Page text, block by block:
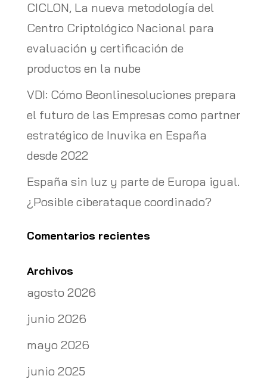
CICLON, La nueva metodología del
Centro Criptológico Nacional para
evaluación y certificación de
productos en la nube
VDI: Cómo Beonlinesoluciones prepara
el futuro de las Empresas como partner
estratégico de Inuvika en España
desde 2022
España sin luz y parte de Europa igual.
¿Posible ciberataque coordinado?
Comentarios recientes
Archivos
agosto 2026
junio 2026
mayo 2026
junio 2025